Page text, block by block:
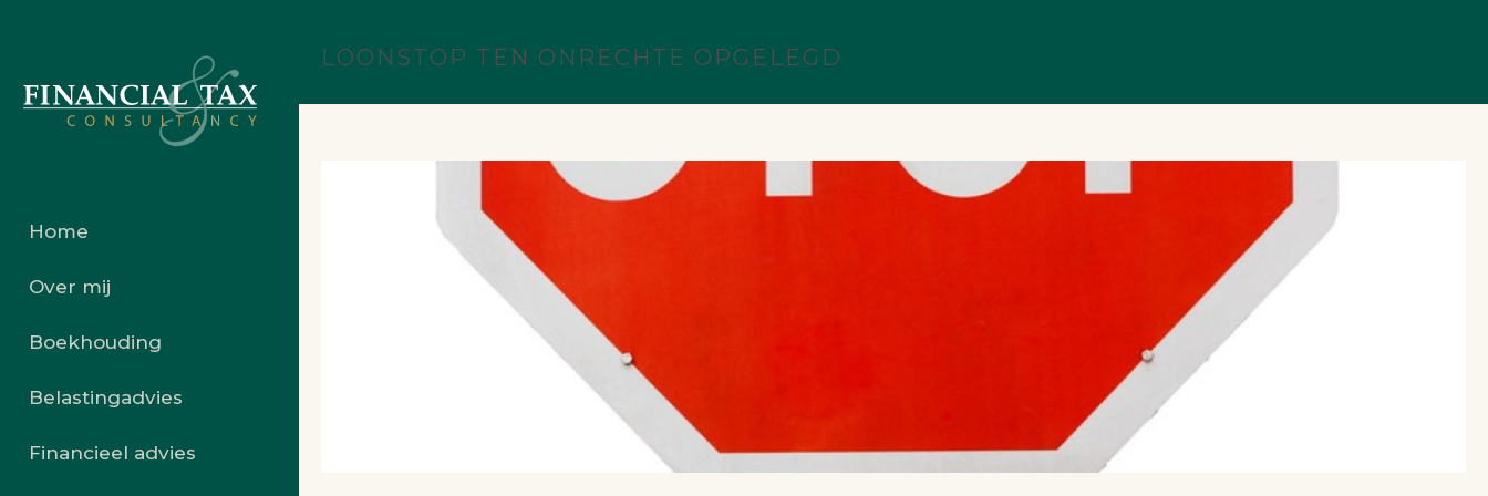
Home
Over mij
Boekhouding
Belastingadvies
Financieel advies
LOONSTOP TEN ONRECHTE OPGELEGD